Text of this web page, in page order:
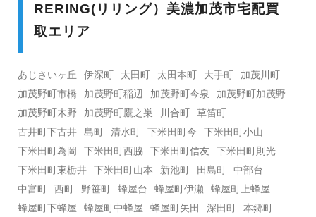
RERING(リリング）美濃加茂市宅配買
取エリア
あじさいヶ丘 伊深町 太田町 太田本町 大手町
加茂川町
加茂野町市橋
加茂野町稲辺 加茂野町今泉
加茂野町加茂野
加茂野町木野
加茂野町鷹之巣 川合町
草笛町
古井町下古井
島町 清水町 下米田町今
下米田町小山
下米田町為岡
下米田町西脇 下米田町信友
下米田町則光
下米田町東栃井
下米田町山本 新池町 田島町
中部台
中富町
西町 野笹町 蜂屋台 蜂屋町伊瀬
蜂屋町上蜂屋
蜂屋町下蜂屋
蜂屋町中蜂屋 蜂屋町矢田 深田町
本郷町